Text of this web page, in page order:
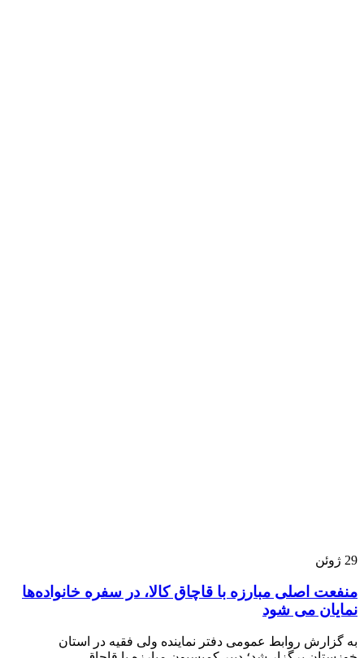
29 ژوئن
منفعت اصلی مبارزه با قاچاق کالا، در سفره خانواده‌ها
نمایان می شود
به گزارش روابط عمومی دفتر نماینده ولی فقیه در استان